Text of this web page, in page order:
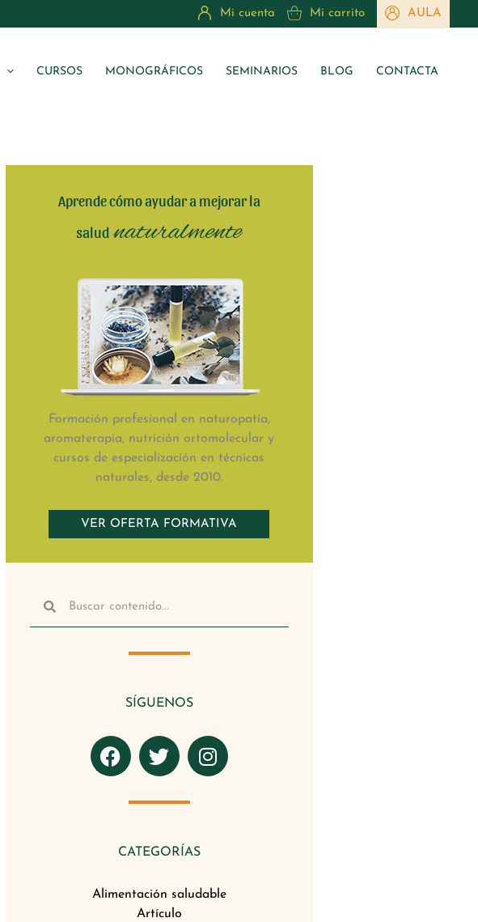
Mi cuenta Mi carrito AULA
CURSOS MONOGRÁFICOS SEMINARIOS BLOG CONTACTA
Aprende cómo ayudar a mejorar la
saludnaturalmente
Formación profesional en naturopatía,
aromaterapia, nutrición ortomolecular y
cursos de especialización en técnicas
naturales, desde 2010.
VER OFERTA FORMATIVA
SÍGUENOS
F
a
o
k
T
w
t
e
I
n
a
CATEGORÍAS
Alimentación saludable
Artículo